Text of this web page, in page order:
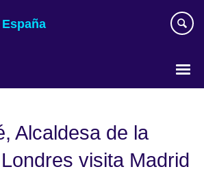
España
Alcaldesa de la
visita Madrid